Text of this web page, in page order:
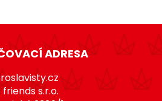
ADRESA
friends s.r.o.